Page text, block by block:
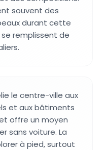
souvent des
durant cette
remplissent de
le centre-ville aux
et aux bâtiments
offre un moyen
sans voiture. La
à pied, surtout